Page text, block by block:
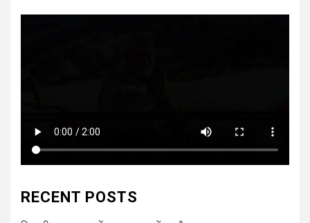
RECENT POSTS